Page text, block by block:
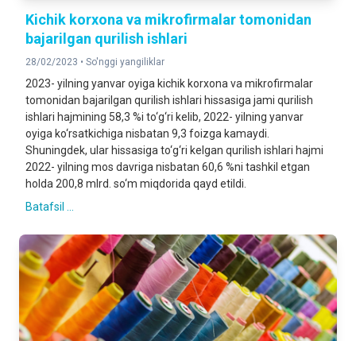
Kichik korxona va mikrofirmalar tomonidan
bajarilgan qurilish ishlari
28/02/2023 • So'nggi yangiliklar
2023- yilning yanvar oyiga kichik korxona va mikrofirmalar
tomonidan bajarilgan qurilish ishlari hissasiga jami qurilish
ishlari hajmining 58,3 %i to‘g‘ri kelib, 2022- yilning yanvar
oyiga ko‘rsatkichiga nisbatan 9,3 foizga kamaydi.
Shuningdek, ular hissasiga to‘g‘ri kelgan qurilish ishlari hajmi
2022- yilning mos davriga nisbatan 60,6 %ni tashkil etgan
holda 200,8 mlrd. so‘m miqdorida qayd etildi.
Batafsil ...